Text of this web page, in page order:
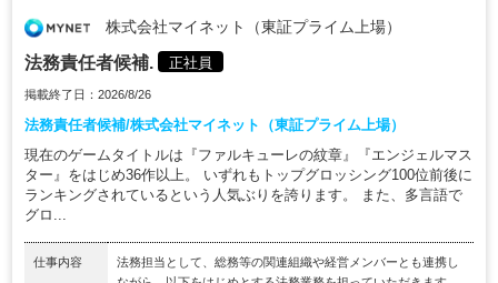
株式会社マイネット（東証プライム上場）
法務責任者候補. 正社員
掲載終了日：2026/8/26
法務責任者候補/株式会社マイネット（東証プライム上場）
現在のゲームタイトルは『ファルキューレの紋章』『エンジェルマス
ター』をはじめ36作以上。 いずれもトップグロッシング100位前後に
ランキングされているという人気ぶりを誇ります。 また、多言語で
グロ...
仕事内容
法務担当として、総務等の関連組織や経営メンバーとも連携し